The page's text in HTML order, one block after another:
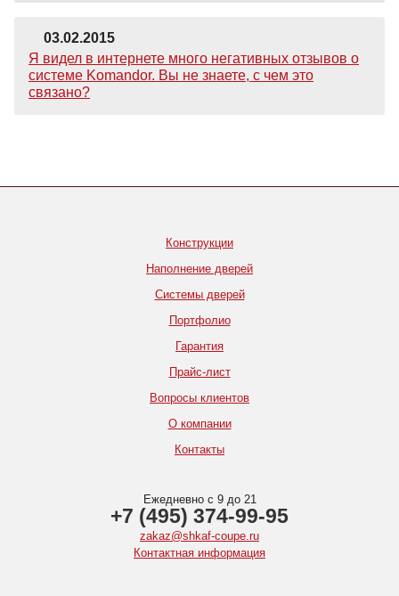
03.02.2015
Я видел в интернете много негативных отзывов о
системе Komandor. Вы не знаете, с чем это
связано?
Конструкции
Наполнение дверей
Системы дверей
Портфолио
Гарантия
Прайс-лист
Вопросы клиентов
О компании
Контакты
Ежедневно с 9 до 21
+7 (495) 374-99-95
zakaz@shkaf-coupe.ru
Контактная информация